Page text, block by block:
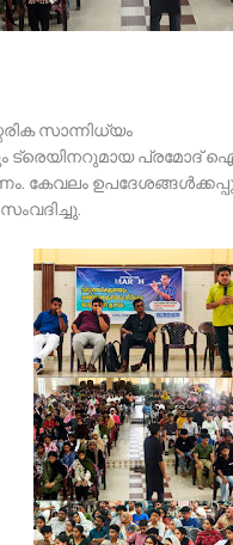
സാന്നിധ്യം
ട്രെയിനറുമായ പ്രമോദ്
കേവലം